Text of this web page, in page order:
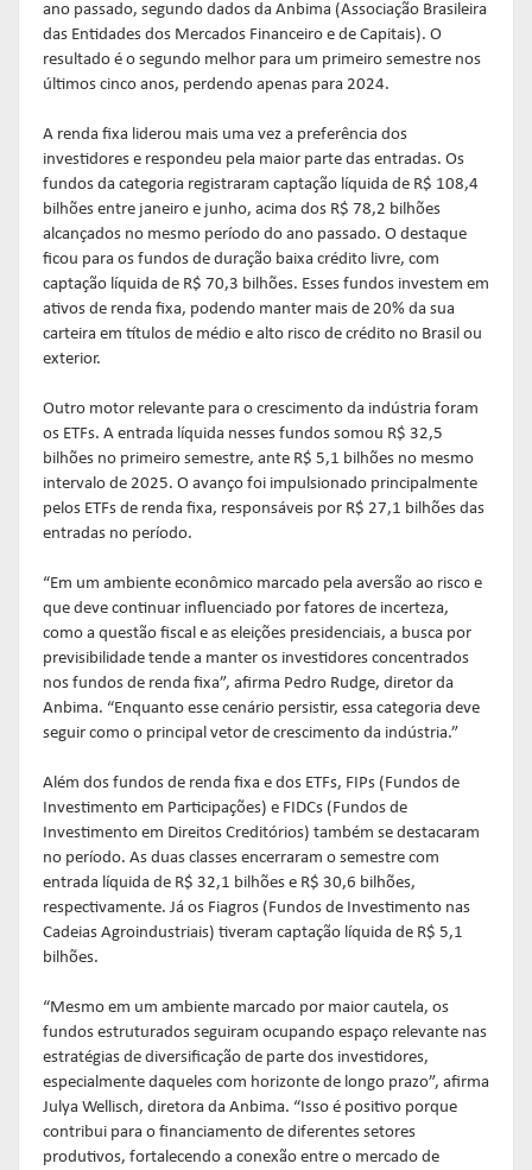
LISTA DE ASSOCIADOS
publicações
estatísticas
CONSOLIDADO DIÁRIO DE
FUNDOS
estatísticas
PROJEÇÕES IPCA E IGP-M
fundos de investimentos
ENVIO DE DADOS
entenda o compromisso
INFORMAR
grupos consultivos permanentes
MACROECONÔMICO
NOTÍCIAS
documentos
BIBLIOTECA DE
DOCUMENTOS
entenda o compromisso
REPRESENTAR
solicitações
HABILITAÇÃO DE
ADMINISTRADORES
códigos
COMO ADERIR
sistemas
SSM
entenda o compromisso
AUTORREGULAR
ano passado, segundo dados da Anbima (Associação Brasileira
das Entidades dos Mercados Financeiro e de Capitais). O
resultado é o segundo melhor para um primeiro semestre nos
últimos cinco anos, perdendo apenas para 2024.
A renda fixa liderou mais uma vez a preferência dos
investidores e respondeu pela maior parte das entradas. Os
fundos da categoria registraram captação líquida de R$ 108,4
bilhões entre janeiro e junho, acima dos R$ 78,2 bilhões
alcançados no mesmo período do ano passado. O destaque
ficou para os fundos de duração baixa crédito livre, com
captação líquida de R$ 70,3 bilhões. Esses fundos investem em
ativos de renda fixa, podendo manter mais de 20% da sua
carteira em títulos de médio e alto risco de crédito no Brasil ou
exterior.
Outro motor relevante para o crescimento da indústria foram
os ETFs. A entrada líquida nesses fundos somou R$ 32,5
bilhões no primeiro semestre, ante R$ 5,1 bilhões no mesmo
intervalo de 2025. O avanço foi impulsionado principalmente
pelos ETFs de renda fixa, responsáveis por R$ 27,1 bilhões das
entradas no período.
“Em um ambiente econômico marcado pela aversão ao risco e
que deve continuar influenciado por fatores de incerteza,
como a questão fiscal e as eleições presidenciais, a busca por
previsibilidade tende a manter os investidores concentrados
nos fundos de renda fixa”, afirma Pedro Rudge, diretor da
Anbima. “Enquanto esse cenário persistir, essa categoria deve
seguir como o principal vetor de crescimento da indústria.”
Além dos fundos de renda fixa e dos ETFs, FIPs (Fundos de
Investimento em Participações) e FIDCs (Fundos de
Investimento em Direitos Creditórios) também se destacaram
no período. As duas classes encerraram o semestre com
entrada líquida de R$ 32,1 bilhões e R$ 30,6 bilhões,
respectivamente. Já os Fiagros (Fundos de Investimento nas
Cadeias Agroindustriais) tiveram captação líquida de R$ 5,1
bilhões.
“Mesmo em um ambiente marcado por maior cautela, os
fundos estruturados seguiram ocupando espaço relevante nas
estratégias de diversificação de parte dos investidores,
especialmente daqueles com horizonte de longo prazo”, afirma
Julya Wellisch, diretora da Anbima. “Isso é positivo porque
contribui para o financiamento de diferentes setores
produtivos, fortalecendo a conexão entre o mercado de